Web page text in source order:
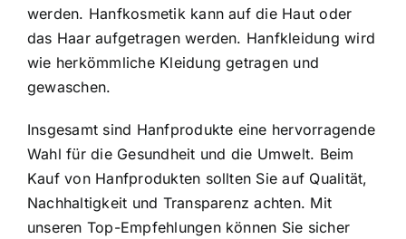
werden. Hanfkosmetik kann auf die Haut oder
das Haar aufgetragen werden. Hanfkleidung wird
wie herkömmliche Kleidung getragen und
gewaschen.
Insgesamt sind Hanfprodukte eine hervorragende
Wahl für die Gesundheit und die Umwelt. Beim
Kauf von Hanfprodukten sollten Sie auf Qualität,
Nachhaltigkeit und Transparenz achten. Mit
unseren Top-Empfehlungen können Sie sicher